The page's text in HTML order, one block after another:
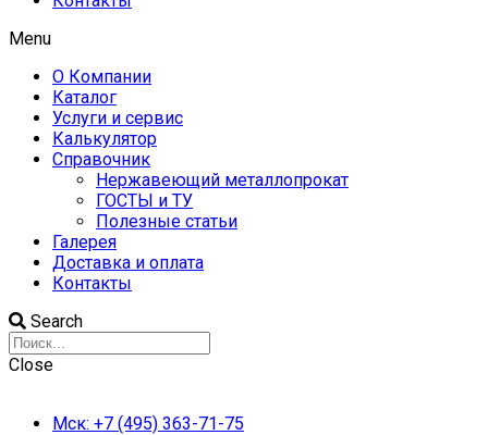
Menu
О Компании
Каталог
Услуги и сервис
Калькулятор
Справочник
Нержавеющий металлопрокат
ГОСТЫ и ТУ
Полезные статьи
Галерея
Доставка и оплата
Контакты
Search
Close
Мск: +7 (495) 363-71-75